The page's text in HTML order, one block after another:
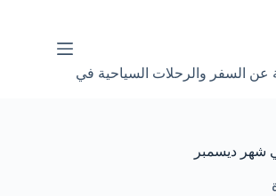
عن السفر والرحلات السياحية في
شهر ديسمبر